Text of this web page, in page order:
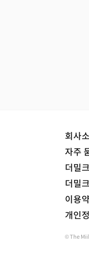
회사
자주
더밀
더밀
이용
개인
© The